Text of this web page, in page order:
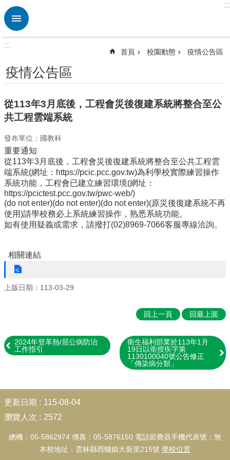
跳到主要內容區塊
進
階
熱
門
鍵
字
首
頁
行
政
處
室
教
隊
校
園
務
E
化
動
態
長
:::
:::
首頁 校園動態 疫情公告區
疫情公告區
從113年3月底後，工程會災後復建系統將整合至公
共工程雲端系統
發布單位：國教科
重要通知
從113年3月底後，工程會災後復建系統將整合至公共工程雲
端系統(網址：https://pcic.pcc.gov.tw)為利學校實際練習操作
系統功能，工程會已建立練習環境(網址：
https://pcictest.pcc.gov.tw/pwc-web/)
(do not enter)(do not enter)(do not enter)(原災後復建系統不再
使用)請學校務必上系統練習操作，熟悉系統功能。
如有使用疑義或需求，請撥打(02)8969-7066客服專線洽詢。
相關連結
上版日期：113-03-29
回上一頁 回最上面
2024年登革熱/屈公病防治
工作指引
衛生福利部業於113年1月
19日以衛授疾字第
1130100040號公告修正
「傳染病分類」
更新日期
115-08-04
瀏覽人次
2572
總機：05-5862974 傳真：05-5876150 電話節費器手機代表號：無
本校地址：雲林縣西螺鎮大新里215號 學校位置